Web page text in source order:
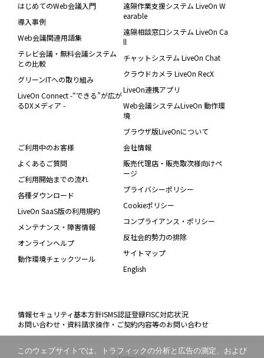
はじめてのWeb会議入門
導入事例
Web会議関連用語集
テレビ会議・無料会議システム
との比較
グリーンITへの取り組み
LiveOn Connect -“できる”が広が
るDXメディア -
遠隔作業支援システム LiveOn W
earable
遠隔相談窓口システム LiveOn Ca
ll
チャットシステム LiveOn Chat
クラウドカメラ LiveOn RecX
LiveOn連携アプリ
Web会議システムLiveOn 動作環
境
ブラウザ版LiveOnについて
ご利用中のお客様
よくあるご質問
ご利用開始までの流れ
各種ダウンロード
LiveOn SaaS版の利用規約
メンテナンス・障害情報
オンラインヘルプ
動作環境チェックツール
会社情報
販売代理店・販売取次様向けペ
ージ
プライバシーポリシー
Cookieポリシー
コンプライアンス・ポリシー
反社会的勢力の排除
サイトマップ
English
情報セキュリティ基本方針ISMS認証登録FISC対応状況
お問い合わせ・資料請求操作・ご契約内容等のお問い合わせ
このウェブサイトでは、トラフィックの分析と広告の測定、および